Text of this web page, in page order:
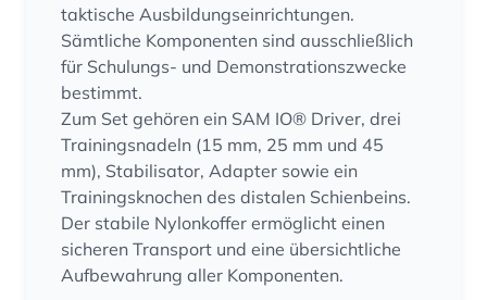
taktische Ausbildungseinrichtungen.
Sämtliche Komponenten sind ausschließlich
für Schulungs- und Demonstrationszwecke
bestimmt.
Zum Set gehören ein SAM IO® Driver, drei
Trainingsnadeln (15 mm, 25 mm und 45
mm), Stabilisator, Adapter sowie ein
Trainingsknochen des distalen Schienbeins.
Der stabile Nylonkoffer ermöglicht einen
sicheren Transport und eine übersichtliche
Aufbewahrung aller Komponenten.